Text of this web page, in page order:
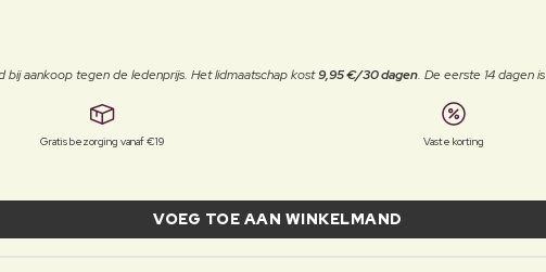
bij aankoop tegen de ledenprijs. Het lidmaatschap kost9,95 €/30 dagen. De eerste 14 dagen is
Gratis bezorging vanaf €19 Vaste korting
VOEG TOE AAN WINKELMAND